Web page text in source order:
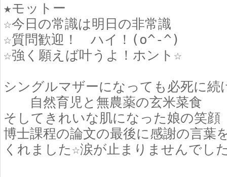
★モットー
☆今日の常識は明日の非常識
☆質問歓迎！ ハイ！(o^-^)ゞ
☆強く願えば叶うよ！ホント☆
シングルマザーになっても必死に続
自然育児と無農薬の玄米菜食
そしてきれいな肌になった娘の笑顔
博士課程の論文の最後に感謝の言葉
くれました☆涙が止まりませんでし